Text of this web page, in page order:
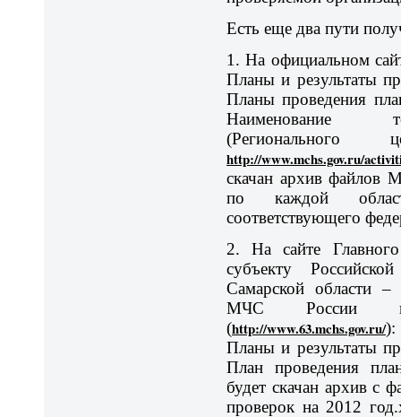
Есть еще два пути
1. На официальном
Планы и результаты
Планы проведения
Наименование
http://www.mchs.gov.ru/
скачан архив файлов
по каждой
соответствующего
2. На сайте
субъекту
Самарской области –
МЧС России
(http://www.63.mchs.gov.ru/):
Планы и результаты
План проведения
будет скачан архив с
проверок на 2012